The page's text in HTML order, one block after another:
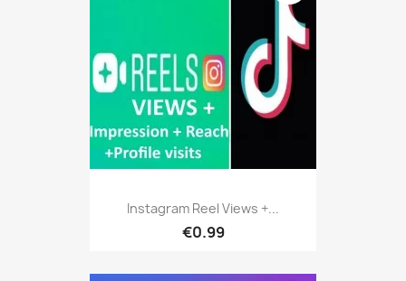
Instagram Reel Views +...
€0.99